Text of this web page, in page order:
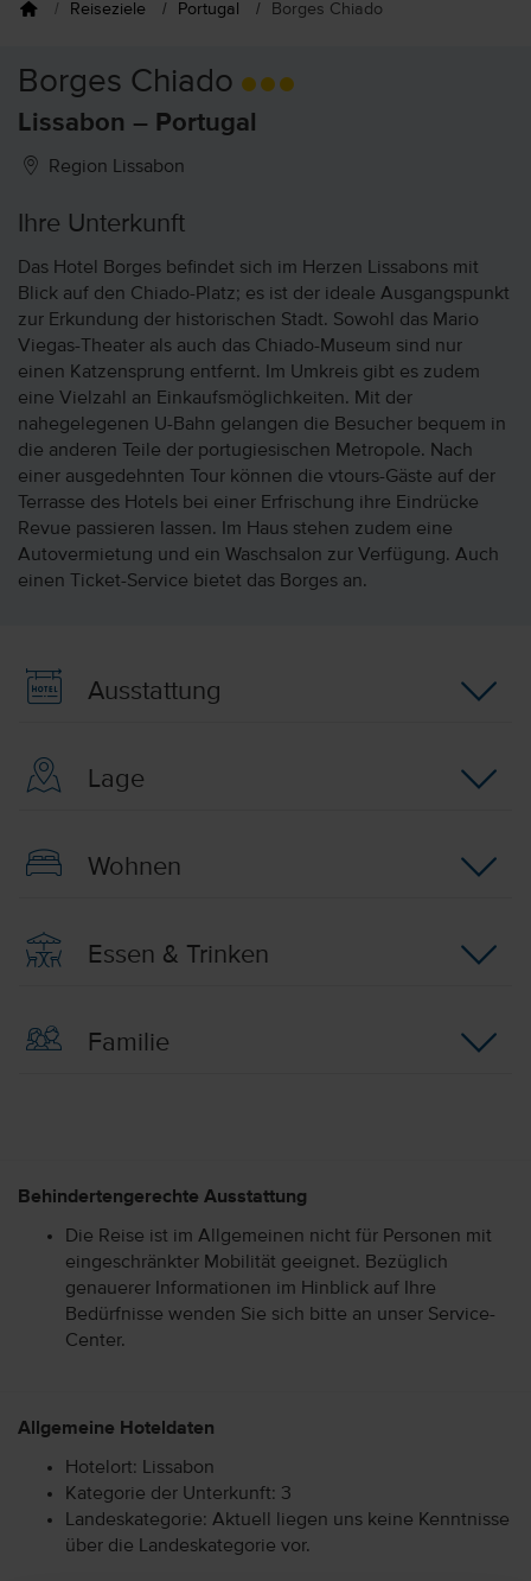
Reiseziele Portugal Borges Chiado
Borges Chiado
Lissabon – Portugal
Region Lissabon
Ihre Unterkunft
Das Hotel Borges befindet sich im Herzen Lissabons mit
Blick auf den Chiado-Platz; es ist der ideale Ausgangspunkt
zur Erkundung der historischen Stadt. Sowohl das Mario
Viegas-Theater als auch das Chiado-Museum sind nur
einen Katzensprung entfernt. Im Umkreis gibt es zudem
eine Vielzahl an Einkaufsmöglichkeiten. Mit der
nahegelegenen U-Bahn gelangen die Besucher bequem in
die anderen Teile der portugiesischen Metropole. Nach
einer ausgedehnten Tour können die vtours-Gäste auf der
Terrasse des Hotels bei einer Erfrischung ihre Eindrücke
Revue passieren lassen. Im Haus stehen zudem eine
Autovermietung und ein Waschsalon zur Verfügung. Auch
einen Ticket-Service bietet das Borges an.
Ausstattung
Lage
Wohnen
Essen & Trinken
Familie
Behindertengerechte Ausstattung
Die Reise ist im Allgemeinen nicht für Personen mit
eingeschränkter Mobilität geeignet. Bezüglich
genauerer Informationen im Hinblick auf Ihre
Bedürfnisse wenden Sie sich bitte an unser Service-
Center.
Allgemeine Hoteldaten
Hotelort: Lissabon
Kategorie der Unterkunft: 3
Landeskategorie: Aktuell liegen uns keine Kenntnisse
über die Landeskategorie vor.